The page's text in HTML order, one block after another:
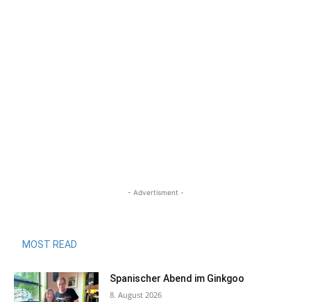
- Advertisment -
MOST READ
Spanischer Abend im Ginkgoo
8. August 2026